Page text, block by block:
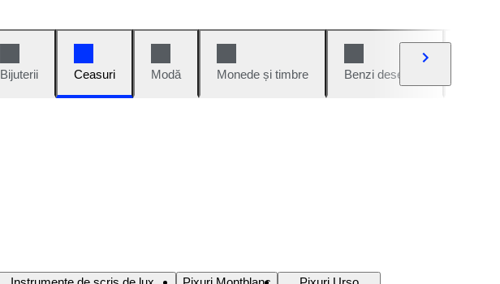
Bijuterii Ceasuri Modă Monede și timbre Benzi desenate